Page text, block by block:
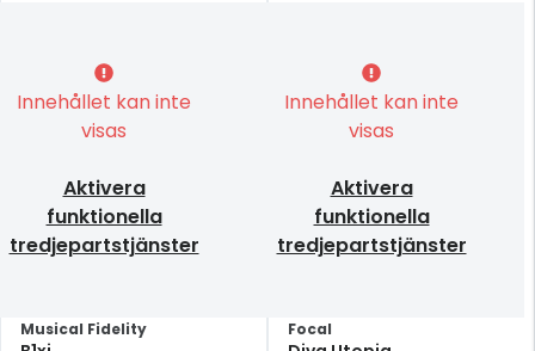
Innehållet kan inte
visas
Aktivera
funktionella
tredjepartstjänster
Musical Fidelity
Innehållet kan inte
visas
Aktivera
funktionella
tredjepartstjänster
Focal